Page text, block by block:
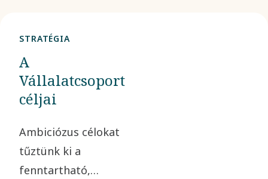
STRATÉGIA
A
Vállalatcsoport
céljai
Ambiciózus célokat
tűztünk ki a
fenntartható,